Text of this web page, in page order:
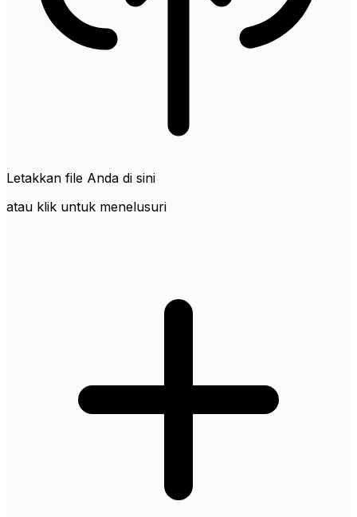
Letakkan file Anda di sini
atau klik untuk menelusuri